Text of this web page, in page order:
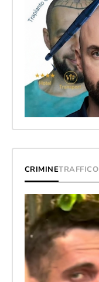
CRIMINE